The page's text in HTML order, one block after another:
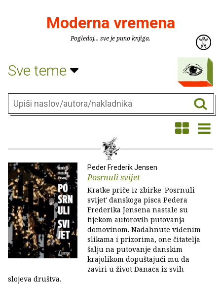
Moderna vremena
Pogledaj... sve je puno knjiga.
Sve teme
Peder Frederik Jensen
Posrnuli svijet
Kratke priče iz zbirke 'Posrnuli
svijet' danskoga pisca Pedera
Frederika Jensena nastale su
tijekom autorovih putovanja
domovinom. Nadahnute viđenim
slikama i prizorima, one čitatelja
šalju na putovanje danskim
krajolikom dopuštajući mu da
zaviri u život Danaca iz svih
slojeva društva.